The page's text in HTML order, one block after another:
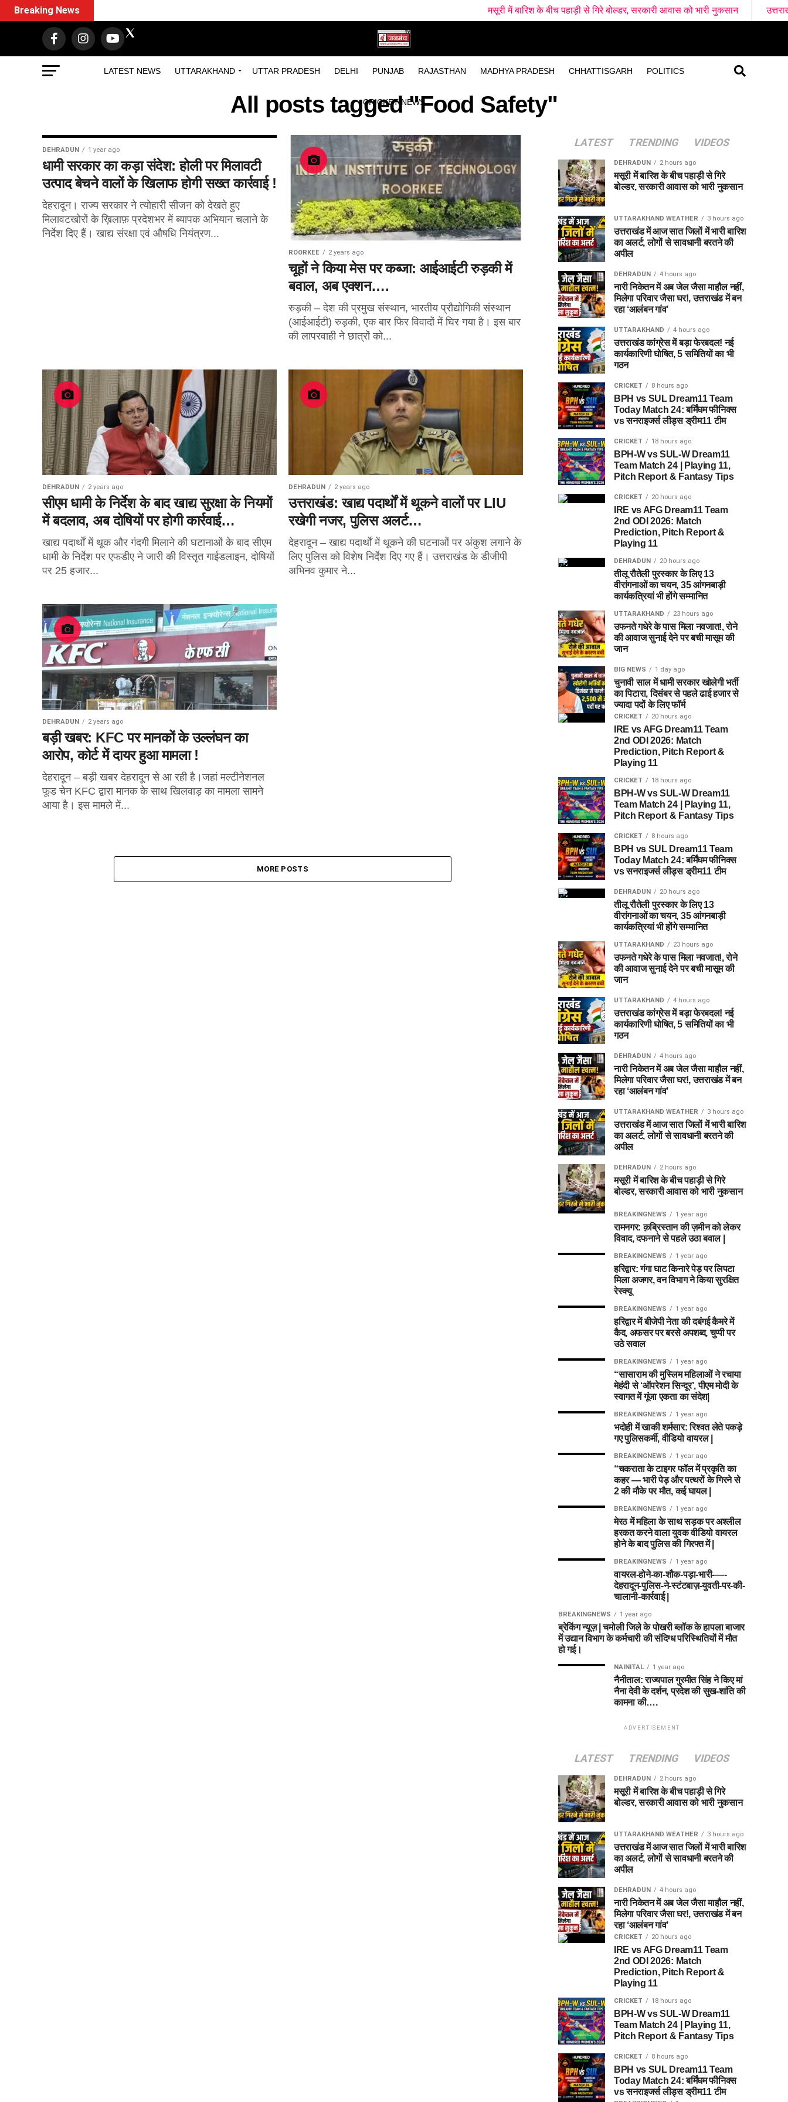
LATEST NEWS UTTARAKHAND UTTAR PRADESH DELHI PUNJAB RAJASTHAN MADHYA PRADESH CHHATTISGARH POLITICS
CRICKET NEWS
Breaking News मसूरी में बारिश के बीच पहाड़ी से गिरे बोल्डर, सरकारी आवास को भारी नुकसान उत्तराखंड में आज सात
All posts tagged "Food Safety"
DEHRADUN 1 year ago
धामी सरकार का कड़ा संदेश: होली पर मिलावटी
उत्पाद बेचने वालों के खिलाफ होगी सख्त कार्रवाई !
देहरादून। राज्य सरकार ने त्योहारी सीजन को देखते हुए
मिलावटखोरों के ख़िलाफ़ प्रदेशभर में ब्यापक अभियान चलाने के
निर्देश दिए हैं। खाद्य संरक्षा एवं औषधि नियंत्रण...
ROORKEE 2 years ago
चूहों ने किया मेस पर कब्जा: आईआईटी रुड़की में
बवाल, अब एक्शन….
रुड़की – देश की प्रमुख संस्थान, भारतीय प्रौद्योगिकी संस्थान
(आईआईटी) रुड़की, एक बार फिर विवादों में घिर गया है। इस बार
की लापरवाही ने छात्रों को...
DEHRADUN 2 years ago
सीएम धामी के निर्देश के बाद खाद्य सुरक्षा के नियमों
में बदलाव, अब दोषियों पर होगी कार्रवाई…
खाद्य पदार्थों में थूक और गंदगी मिलाने की घटानाओं के बाद सीएम
धामी के निर्देश पर एफडीए ने जारी की विस्तृत गाईडलाइन, दोषियों
पर 25 हजार...
DEHRADUN 2 years ago
उत्तराखंड: खाद्य पदार्थों में थूकने वालों पर LIU
रखेगी नजर, पुलिस अलर्ट…
देहरादून – खाद्य पदार्थों में थूकने की घटनाओं पर अंकुश लगाने के
लिए पुलिस को विशेष निर्देश दिए गए हैं। उत्तराखंड के डीजीपी
अभिनव कुमार ने...
DEHRADUN 2 years ago
बड़ी खबर: KFC पर मानकों के उल्लंघन का
आरोप, कोर्ट में दायर हुआ मामला !
देहरादून – बड़ी खबर देहरादून से आ रही है।जहां मल्टीनेशनल
फूड चेन KFC द्वारा मानक के साथ खिलवाड़ का मामला सामने
आया है। इस मामले में...
MORE POSTS
LATEST TRENDING VIDEOS
DEHRADUN 2 hours ago
मसूरी में बारिश के बीच पहाड़ी से गिरे
बोल्डर, सरकारी आवास को भारी नुकसान
UTTARAKHAND WEATHER 3 hours ago
उत्तराखंड में आज सात जिलों में भारी बारिश
का अलर्ट, लोगों से सावधानी बरतने की
अपील
DEHRADUN 4 hours ago
नारी निकेतन में अब जेल जैसा माहौल नहीं,
मिलेगा परिवार जैसा घर!, उत्तराखंड में बन
रहा ‘आलंबन गांव’
UTTARAKHAND 4 hours ago
उत्तराखंड कांग्रेस में बड़ा फेरबदल! नई
कार्यकारिणी घोषित, 5 समितियों का भी
गठन
CRICKET 8 hours ago
BPH vs SUL Dream11 Team
Today Match 24: बर्मिंघम फीनिक्स
vs सनराइजर्स लीड्स ड्रीम11 टीम
CRICKET 18 hours ago
BPH-W vs SUL-W Dream11
Team Match 24 | Playing 11,
Pitch Report & Fantasy Tips
CRICKET 20 hours ago
IRE vs AFG Dream11 Team
2nd ODI 2026: Match
Prediction, Pitch Report &
Playing 11
DEHRADUN 20 hours ago
तीलू रौतेली पुरस्कार के लिए 13
वीरांगनाओं का चयन, 35 आंगनबाड़ी
कार्यकत्रियां भी होंगे सम्मानित
UTTARAKHAND 23 hours ago
उफनते गधेरे के पास मिला नवजात!, रोने
की आवाज सुनाई देने पर बची मासूम की
जान
BIG NEWS 1 day ago
चुनावी साल में धामी सरकार खोलेगी भर्ती
का पिटारा, दिसंबर से पहले ढाई हजार से
ज्यादा पदों के लिए फॉर्म
CRICKET 20 hours ago
IRE vs AFG Dream11 Team
2nd ODI 2026: Match
Prediction, Pitch Report &
Playing 11
CRICKET 18 hours ago
BPH-W vs SUL-W Dream11
Team Match 24 | Playing 11,
Pitch Report & Fantasy Tips
CRICKET 8 hours ago
BPH vs SUL Dream11 Team
Today Match 24: बर्मिंघम फीनिक्स
vs सनराइजर्स लीड्स ड्रीम11 टीम
DEHRADUN 20 hours ago
तीलू रौतेली पुरस्कार के लिए 13
वीरांगनाओं का चयन, 35 आंगनबाड़ी
कार्यकत्रियां भी होंगे सम्मानित
UTTARAKHAND 23 hours ago
उफनते गधेरे के पास मिला नवजात!, रोने
की आवाज सुनाई देने पर बची मासूम की
जान
UTTARAKHAND 4 hours ago
उत्तराखंड कांग्रेस में बड़ा फेरबदल! नई
कार्यकारिणी घोषित, 5 समितियों का भी
गठन
DEHRADUN 4 hours ago
नारी निकेतन में अब जेल जैसा माहौल नहीं,
मिलेगा परिवार जैसा घर!, उत्तराखंड में बन
रहा ‘आलंबन गांव’
UTTARAKHAND WEATHER 3 hours ago
उत्तराखंड में आज सात जिलों में भारी बारिश
का अलर्ट, लोगों से सावधानी बरतने की
अपील
DEHRADUN 2 hours ago
मसूरी में बारिश के बीच पहाड़ी से गिरे
बोल्डर, सरकारी आवास को भारी नुकसान
BREAKINGNEWS 1 year ago
रामनगर: क़ब्रिस्तान की ज़मीन को लेकर
विवाद, दफनाने से पहले उठा बवाल |
BREAKINGNEWS 1 year ago
हरिद्वार: गंगा घाट किनारे पेड़ पर लिपटा
मिला अजगर, वन विभाग ने किया सुरक्षित
रेस्क्यू
BREAKINGNEWS 1 year ago
हरिद्वार में बीजेपी नेता की दबंगई कैमरे में
कैद, अफसर पर बरसे अपशब्द, चुप्पी पर
उठे सवाल
BREAKINGNEWS 1 year ago
“सासाराम की मुस्लिम महिलाओं ने रचाया
मेहंदी से ‘ऑपरेशन सिन्दूर’, पीएम मोदी के
स्वागत में गूंजा एकता का संदेश|
BREAKINGNEWS 1 year ago
भदोही में खाकी शर्मसार: रिश्वत लेते पकड़े
गए पुलिसकर्मी, वीडियो वायरल |
BREAKINGNEWS 1 year ago
“चकराता के टाइगर फॉल में प्रकृति का
कहर — भारी पेड़ और पत्थरों के गिरने से
2 की मौके पर मौत, कई घायल |
BREAKINGNEWS 1 year ago
मेरठ में महिला के साथ सड़क पर अश्लील
हरकत करने वाला युवक वीडियो वायरल
होने के बाद पुलिस की गिरफ्त में |
BREAKINGNEWS 1 year ago
वायरल-होने-का-शौक-पड़ा-भारी-—-
देहरादून-पुलिस-ने-स्टंटबाज़-युवती-पर-की-
चालानी-कार्रवाई |
BREAKINGNEWS 1 year ago
ब्रेकिंग न्यूज़ | चमोली जिले के पोखरी ब्लॉक के हापला बाजार
में उद्यान विभाग के कर्मचारी की संदिग्ध परिस्थितियों में मौत
हो गई।
NAINITAL 1 year ago
नैनीताल: राज्यपाल गुरमीत सिंह ने किए मां
नैना देवी के दर्शन, प्रदेश की सुख-शांति की
कामना की….
ADVERTISEMENT
LATEST TRENDING VIDEOS
DEHRADUN 2 hours ago
मसूरी में बारिश के बीच पहाड़ी से गिरे
बोल्डर, सरकारी आवास को भारी नुकसान
UTTARAKHAND WEATHER 3 hours ago
उत्तराखंड में आज सात जिलों में भारी बारिश
का अलर्ट, लोगों से सावधानी बरतने की
अपील
DEHRADUN 4 hours ago
नारी निकेतन में अब जेल जैसा माहौल नहीं,
मिलेगा परिवार जैसा घर!, उत्तराखंड में बन
रहा ‘आलंबन गांव’
CRICKET 20 hours ago
IRE vs AFG Dream11 Team
2nd ODI 2026: Match
Prediction, Pitch Report &
Playing 11
CRICKET 18 hours ago
BPH-W vs SUL-W Dream11
Team Match 24 | Playing 11,
Pitch Report & Fantasy Tips
CRICKET 8 hours ago
BPH vs SUL Dream11 Team
Today Match 24: बर्मिंघम फीनिक्स
vs सनराइजर्स लीड्स ड्रीम11 टीम